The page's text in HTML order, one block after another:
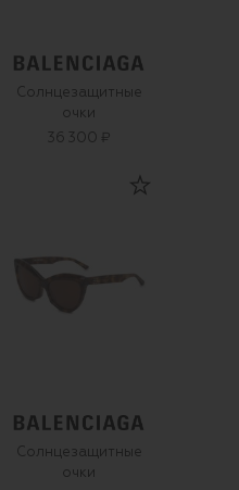
Солнцезащитные
очки
36 300 ₽
Солнцезащитные
очки